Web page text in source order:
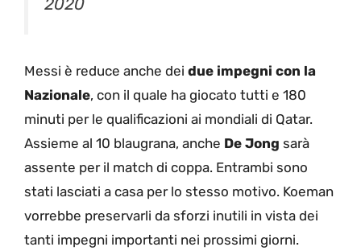
Messi è reduce anche dei due impegni con la
Nazionale, con il quale ha giocato tutti e 180
minuti per le qualificazioni ai mondiali di Qatar.
Assieme al 10 blaugrana, anche De Jong sarà
assente per il match di coppa. Entrambi sono
stati lasciati a casa per lo stesso motivo. Koeman
vorrebbe preservarli da sforzi inutili in vista dei
tanti impegni importanti nei prossimi giorni.